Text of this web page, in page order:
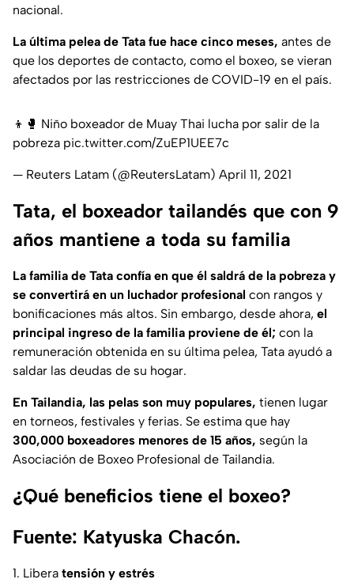
nacional.
La última pelea de Tata fue hace cinco meses, antes de
que los deportes de contacto, como el boxeo, se vieran
afectados por las restricciones de COVID-19 en el país.
👦🥊 Niño boxeador de Muay Thai lucha por salir de la
pobreza pic.twitter.com/ZuEP1UEE7c
— Reuters Latam (@ReutersLatam) April 11, 2021
Tata, el boxeador tailandés que con 9
años mantiene a toda su familia
La familia de Tata confía en que él saldrá de la pobreza y
se convertirá en un luchador profesional con rangos y
bonificaciones más altos. Sin embargo, desde ahora, el
principal ingreso de la familia proviene de él; con la
remuneración obtenida en su última pelea, Tata ayudó a
saldar las deudas de su hogar.
En Tailandia, las pelas son muy populares, tienen lugar
en torneos, festivales y ferias. Se estima que hay
300,000 boxeadores menores de 15 años, según la
Asociación de Boxeo Profesional de Tailandia.
¿Qué beneficios tiene el boxeo?
Fuente: Katyuska Chacón.
1. Libera tensión y estrés